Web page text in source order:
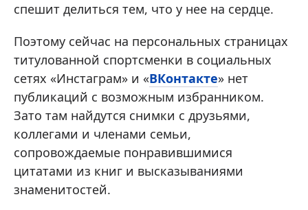
спешит делиться тем, что у нее на сердце.
Поэтому сейчас на персональных страницах
титулованной спортсменки в социальных
сетях «Инстаграм» и «ВКонтакте» нет
публикаций с возможным избранником.
Зато там найдутся снимки с друзьями,
коллегами и членами семьи,
сопровождаемые понравившимися
цитатами из книг и высказываниями
знаменитостей.